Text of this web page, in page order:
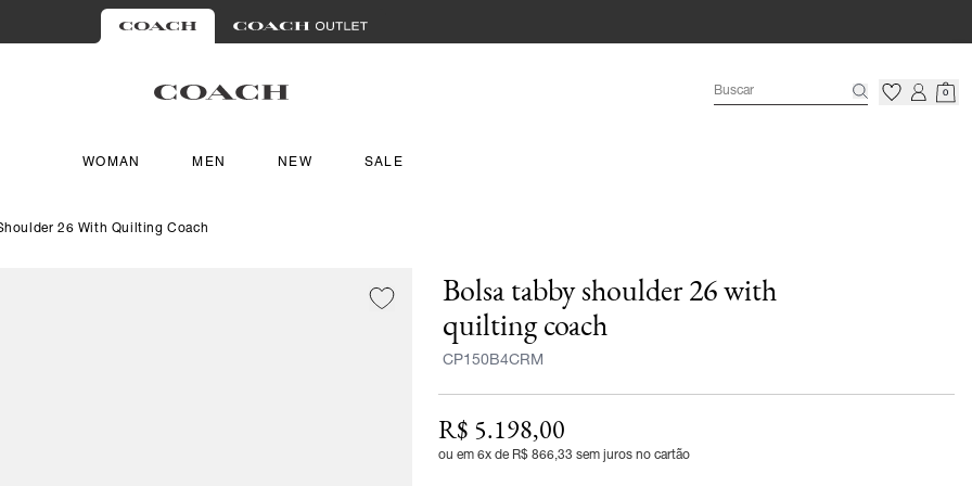
0
WOMAN MEN NEW SALE
26 With Quilting Coach
Bolsa tabby shoulder 26 with
quilting coach
CP150B4CRM
R$ 5.198,00
ou em 6x de R$ 866,33 sem juros no cartão